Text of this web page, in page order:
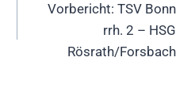
Vorbericht: TSV Bonn
rrh. 2 – HSG
Rösrath/Forsbach